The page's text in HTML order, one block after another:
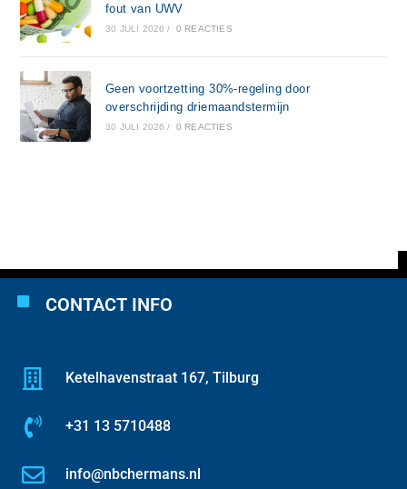
fout van UWV
30 JULI 2026 / 0 REACTIES
Geen voortzetting 30%-regeling door
overschrijding driemaandstermijn
30 JULI 2026 / 0 REACTIES
CONTACT INFO
Ketelhavenstraat 167, Tilburg
+31 13 5710488
info@nbchermans.nl